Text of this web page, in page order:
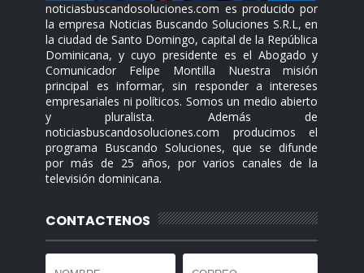
noticiasbuscandosoluciones.com es producido por
la empresa Noticias Buscando Soluciones S.R.L, en
la ciudad de Santo Domingo, capital de la República
Dominicana, y cuyo presidente es el Abogado y
Comunicador Felipe Montilla Nuestra misión
principal es informar, sin responder a intereses
empresariales ni políticos. Somos un medio abierto
y pluralista. Además de
noticiasbuscandosoluciones.com producimos el
programa Buscando Soluciones, que se difunde
por más de 25 años, por varios canales de la
televisión dominicana.
CONTACTENOS